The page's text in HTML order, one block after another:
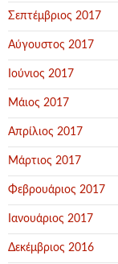
Σεπτέμβριος 2017
Αύγουστος 2017
Ιούνιος 2017
Μάιος 2017
Απρίλιος 2017
Μάρτιος 2017
Φεβρουάριος 2017
Ιανουάριος 2017
Δεκέμβριος 2016